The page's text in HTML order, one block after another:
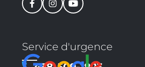
Service d'urgence